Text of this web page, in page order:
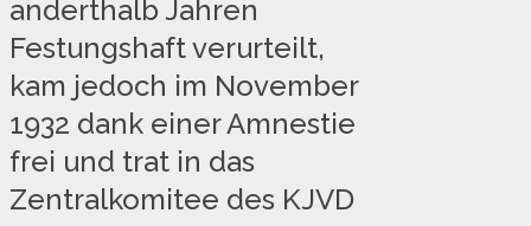
anderthalb Jahren
Festungshaft verurteilt,
kam jedoch im November
1932 dank einer Amnestie
frei und trat in das
Zentralkomitee des KJVD